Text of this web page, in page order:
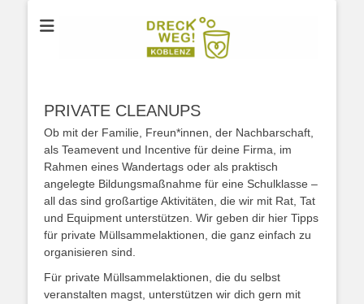
DRECK WEG e.V.
Der Verein für Umweltschutz aus Koblenz
PRIVATE CLEANUPS
Ob mit der Familie, Freun*innen, der Nachbarschaft,
als Teamevent und Incentive für deine Firma, im
Rahmen eines Wandertags oder als praktisch
angelegte Bildungsmaßnahme für eine Schulklasse –
all das sind großartige Aktivitäten, die wir mit Rat, Tat
und Equipment unterstützen. Wir geben dir hier Tipps
für private Müllsammelaktionen, die ganz einfach zu
organisieren sind.
Für private Müllsammelaktionen, die du selbst
veranstalten magst, unterstützen wir dich gern mit